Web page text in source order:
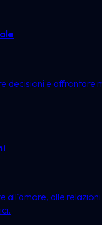
decisioni e affrontare
all'amore, alle